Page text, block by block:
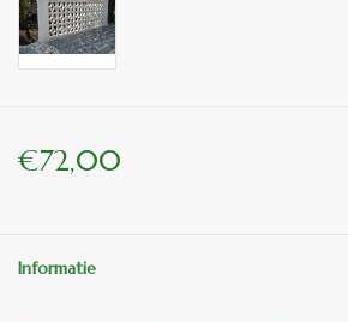
Cadeau artikelen
Winkel decoratie
€72,00
Informatie